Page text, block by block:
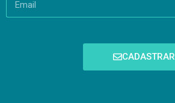
CADASTRAR